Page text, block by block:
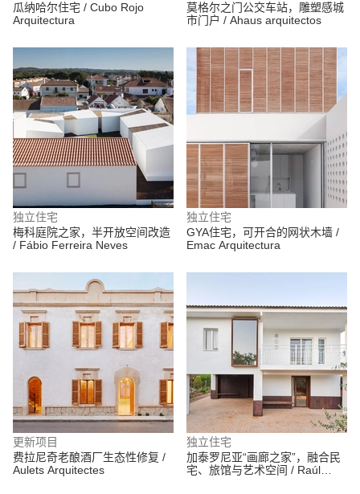
瓜纳哈尔住宅 / Cubo Rojo
Arquitectura
莫格尔之门公交车站，雕塑感城
市门户 / Ahaus arquitectos
独立住宅
梅科庭院之家，半开放空间改造
/ Fábio Ferreira Neves
独立住宅
GYA住宅，可开合的网状木墙 /
Emac Arquitectura
更新项目
费拉尼奇老酿酒厂生态性修复 /
Aulets Arquitectes
独立住宅
加泰罗尼亚“画廊之家”，融合民
宅、旅馆与艺术空间 / Raúl